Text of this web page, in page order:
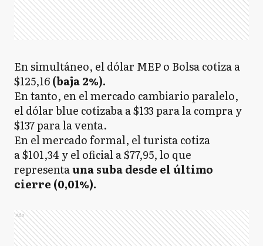
En simultáneo, el dólar MEP o Bolsa cotiza a
$125,16(baja 2%).
En tanto, en el mercado cambiario paralelo,
el dólar blue cotizaba a $133 para la compra y
$137 para la venta.
En el mercado formal, el turista cotiza
a $101,34 y el oficial a $77,95, lo que
representauna suba desde el último
cierre (0,01%).
Ads